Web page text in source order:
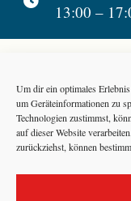
Um dir ein optimales
um Geräteinformationen zu
Technologien zustimmst,
auf dieser Website
zurückziehst, können
13:00 –
Hainberg 35
D-94424